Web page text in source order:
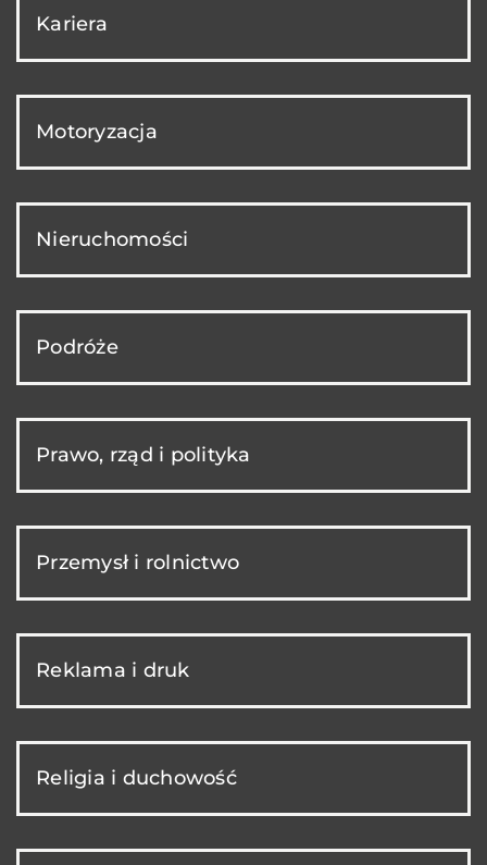
Kariera
Motoryzacja
Nieruchomości
Podróże
Prawo, rząd i polityka
Przemysł i rolnictwo
Reklama i druk
Religia i duchowość